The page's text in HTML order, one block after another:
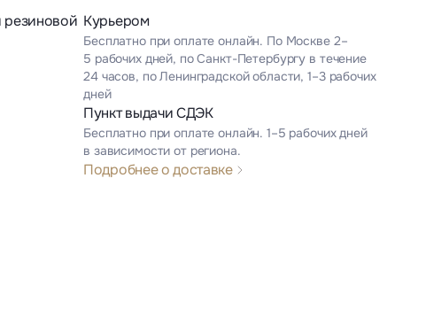
резиновой Курьером
Бесплатно при оплате онлайн. По Москве 2–
5 рабочих дней, по Санкт-Петербургу в течение
24 часов, по Ленинградской области, 1–3 рабочих
дней
Пункт выдачи СДЭК
Бесплатно при оплате онлайн. 1–5 рабочих дней
в зависимости от региона.
Подробнее о доставке